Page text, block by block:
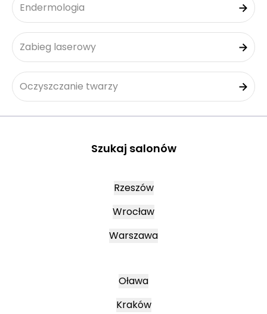
Endermologia
Zabieg laserowy
Oczyszczanie twarzy
Szukaj salonów
Rzeszów
Wrocław
Warszawa
Oława
Kraków